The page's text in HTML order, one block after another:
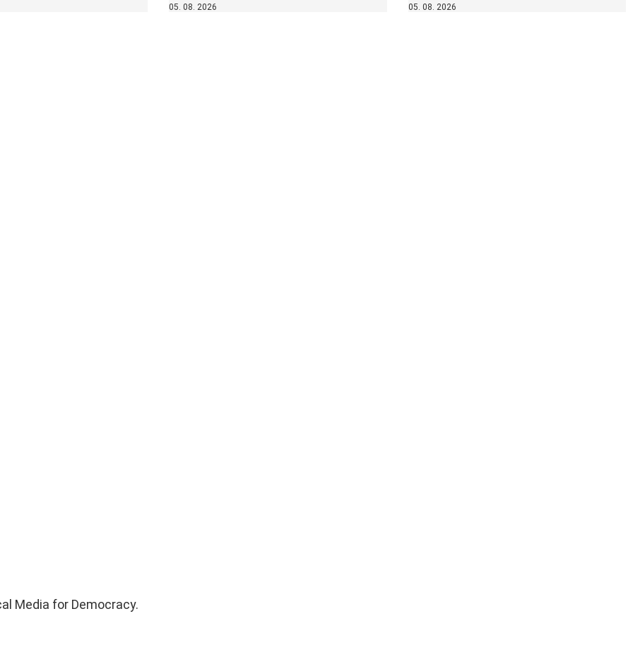
05. 08. 2026 05. 08. 2026
Media for Democracy.